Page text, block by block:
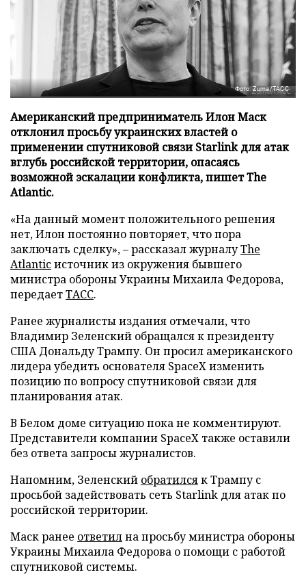
Фото: Zuma/ТАСС
Американский предприниматель Илон Маск
отклонил просьбу украинских властей о
применении спутниковой связи Starlink для атак
вглубь российской территории, опасаясь
возможной эскалации конфликта, пишет The
Atlantic.
«На данный момент положительного решения
нет, Илон постоянно повторяет, что пора
заключать сделку», – рассказал журналуThe
Atlanticисточник из окружения бывшего
министра обороны Украины Михаила Федорова,
передаетТАСС.
Ранее журналисты издания отмечали, что
Владимир Зеленский обращался к президенту
США Дональду Трампу. Он просил американского
лидера убедить основателя SpaceX изменить
позицию по вопросу спутниковой связи для
планирования атак.
В Белом доме ситуацию пока не комментируют.
Представители компании SpaceX также оставили
без ответа запросы журналистов.
Напомним, Зеленский обратилсяк Трампу с
просьбой задействовать сеть Starlink для атак по
российской территории.
Маск ранее ответилна просьбу министра обороны
Украины Михаила Федорова о помощи с работой
спутниковой системы.